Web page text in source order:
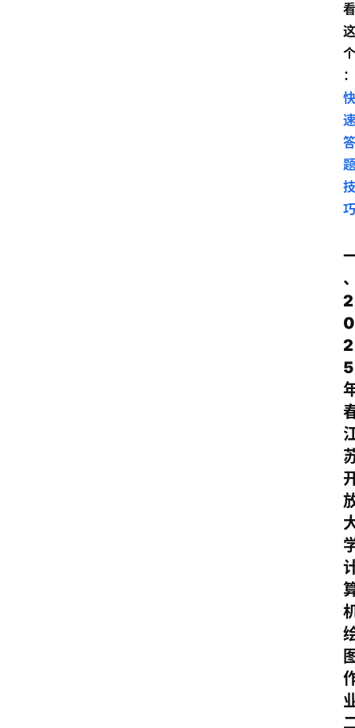
看
这
个
：
快
速
答
题
技
巧
2
0
2
5